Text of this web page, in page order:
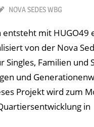
NOVA SEDES WBG
mit
von der Nova
Singles, Familien
und
Projekt wird zum
in